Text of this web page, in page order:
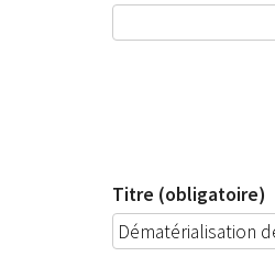
Titre (obligatoire)